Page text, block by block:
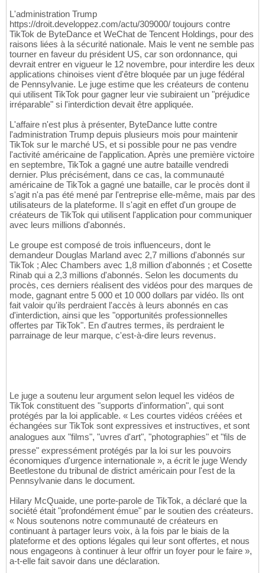
L'administration Trump
https://droit.developpez.com/actu/309000/ toujours contre
TikTok de ByteDance et WeChat de Tencent Holdings, pour des
raisons liées à la sécurité nationale. Mais le vent ne semble pas
tourner en faveur du président US, car son ordonnance, qui
devrait entrer en vigueur le 12 novembre, pour interdire les deux
applications chinoises vient d'être bloquée par un juge fédéral
de Pennsylvanie. Le juge estime que les créateurs de contenu
qui utilisent TikTok pour gagner leur vie subiraient un "préjudice
irréparable" si l'interdiction devait être appliquée.
L'affaire n'est plus à présenter, ByteDance lutte contre
l'administration Trump depuis plusieurs mois pour maintenir
TikTok sur le marché US, et si possible pour ne pas vendre
l'activité américaine de l'application. Après une première victoire
en septembre, TikTok a gagné une autre bataille vendredi
dernier. Plus précisément, dans ce cas, la communauté
américaine de TikTok a gagné une bataille, car le procès dont il
s'agit n'a pas été mené par l'entreprise elle-même, mais par des
utilisateurs de la plateforme. Il s'agit en effet d'un groupe de
créateurs de TikTok qui utilisent l'application pour communiquer
avec leurs millions d'abonnés.
Le groupe est composé de trois influenceurs, dont le
demandeur Douglas Marland avec 2,7 millions d'abonnés sur
TikTok ; Alec Chambers avec 1,8 million d'abonnés ; et Cosette
Rinab qui a 2,3 millions d'abonnés. Selon les documents du
procès, ces derniers réalisent des vidéos pour des marques de
mode, gagnant entre 5 000 et 10 000 dollars par vidéo. Ils ont
fait valoir qu'ils perdraient l'accès à leurs abonnés en cas
d'interdiction, ainsi que les "opportunités professionnelles
offertes par TikTok". En d'autres termes, ils perdraient le
parrainage de leur marque, c'est-à-dire leurs revenus.
Le juge a soutenu leur argument selon lequel les vidéos de
TikTok constituent des "supports d'information", qui sont
protégés par la loi applicable. « Les courtes vidéos créées et
échangées sur TikTok sont expressives et instructives, et sont
analogues aux "films", "uvres d'art", "photographies" et "fils de
presse" expressément protégés par la loi sur les pouvoirs
économiques d'urgence internationale », a écrit le juge Wendy
Beetlestone du tribunal de district américain pour l'est de la
Pennsylvanie dans le document.
Hilary McQuaide, une porte-parole de TikTok, a déclaré que la
société était "profondément émue" par le soutien des créateurs.
« Nous soutenons notre communauté de créateurs en
continuant à partager leurs voix, à la fois par le biais de la
plateforme et des options légales qui leur sont offertes, et nous
nous engageons à continuer à leur offrir un foyer pour le faire »,
a-t-elle fait savoir dans une déclaration.